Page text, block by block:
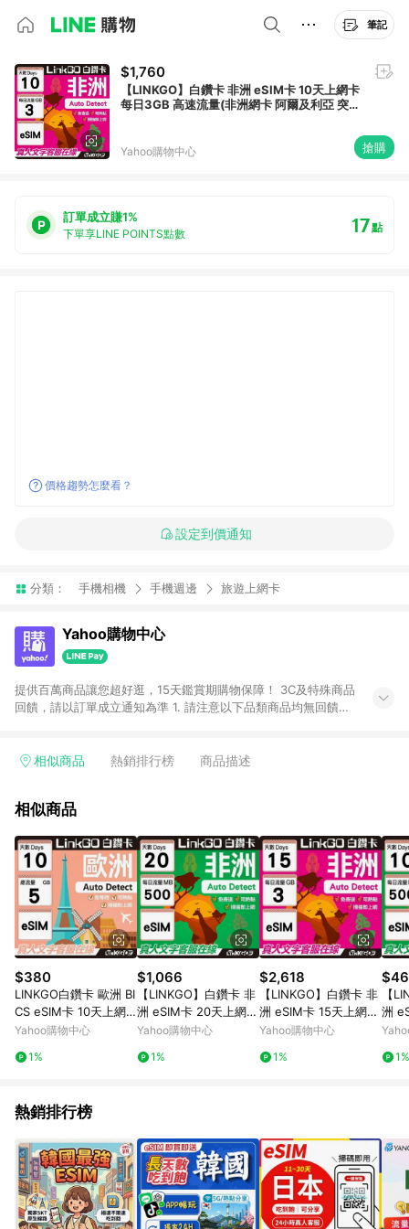
筆記
$1,760
【LINKGO】白鑽卡 非洲 eSIM卡 10天上網卡
每日3GB 高速流量(非洲網卡 阿爾及利亞 突尼
Yahoo購物中心 搶購
訂單成立賺1%
下單享LINE POINTS點數 17點
價格趨勢怎麼看？
設定到價通知
分類： 手機相機 手機週邊 旅遊上網卡
Yahoo購物中心
提供百萬商品讓您超好逛，15天鑑賞期購物保障！ 3C及特殊商品
回饋，請以訂單成立通知為準 1. 請注意以下品類商品均無回饋：
電玩/遊戲/相機/單眼/鏡頭/拍立得 [2024/6/1起適用] -內接硬
的購回饋活動享Yahoo超贈點回饋者 - 購物中心商店之商品：商
3. 訂單回饋金額將扣除運費/購物金/超贈點/福利金/紅利折抵/折
價券等虛擬貨幣折抵 4. 大宗採購或批發轉賣不具回饋資格： 如
有相關事證認定您為大宗採購、批發轉賣而非最終消費使用者，
相關認定以Yahoo購物中心之認定為準
相似商品 熱銷排行榜 商品描述
相似商品
$380
LINKGO白鑽卡 歐洲 BI
CS eSIM卡 10天上網
卡 總流量5GB (歐洲網
英國)
Yahoo購物中心
1%
$1,066
【LINKGO】白鑽卡 非
洲 eSIM卡 20天上網卡
每日500MB 高速流量
突尼斯 埃及 南非 加納
Yahoo購物中心
1%
$2,618
【LINKGO】白鑽卡 非
洲 eSIM卡 15天上網卡
每日3GB 高速流量(非
尼斯 埃及 南非 加納 留
Yahoo購物中心
1%
【
洲
每日
突尼
1%
熱銷排行榜